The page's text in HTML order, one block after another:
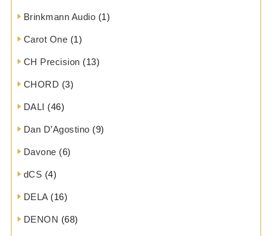
Brinkmann Audio (1)
Carot One (1)
CH Precision (13)
CHORD (3)
DALI (46)
Dan D’Agostino (9)
Davone (6)
dCS (4)
DELA(16)
DENON (68)